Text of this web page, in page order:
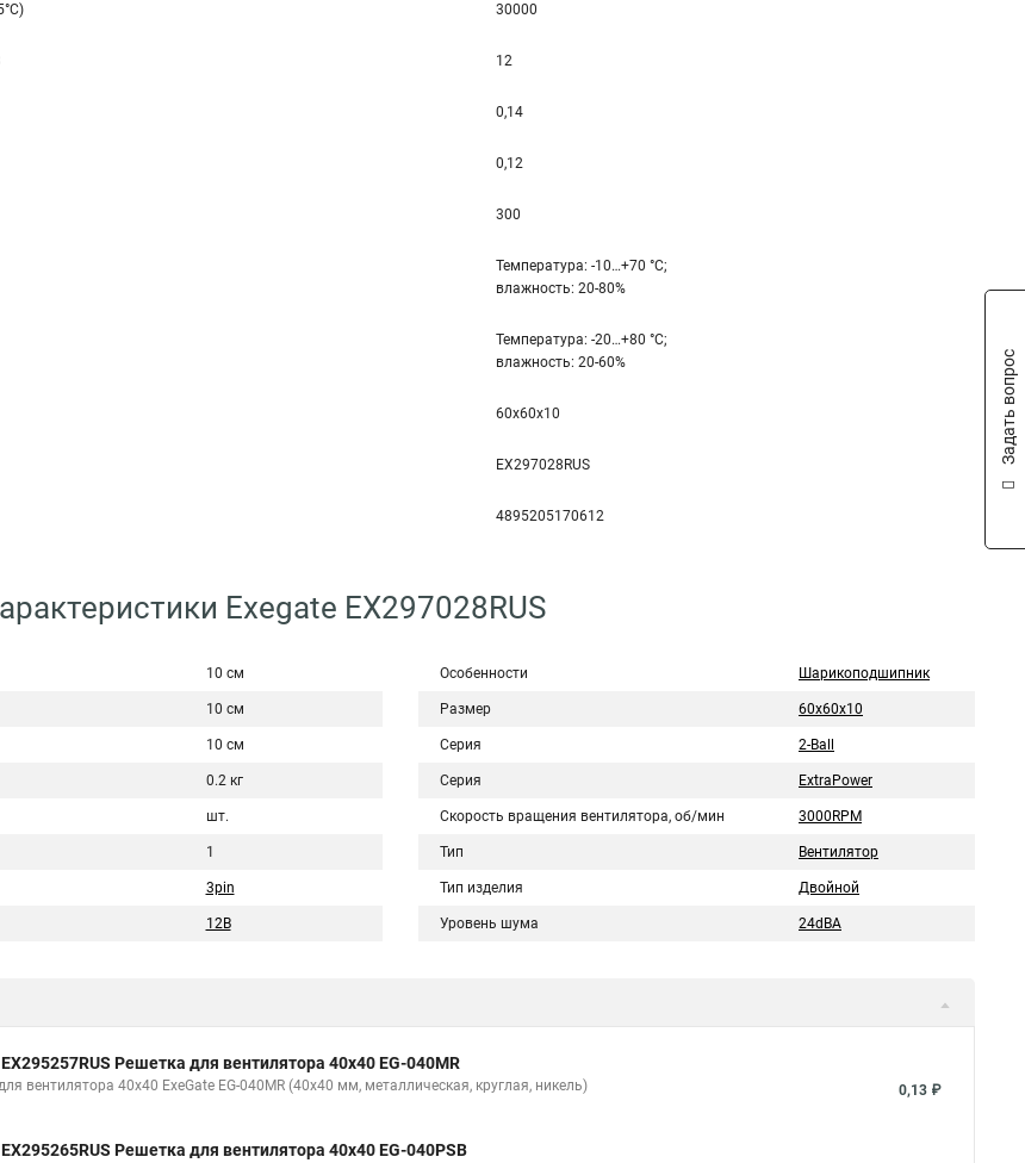
30000
12
0,14
0,12
300
Температура: -10…+70 °С;
влажность: 20-80%
Температура: -20…+80 °С;
влажность: 20-60%
60x60x10
EX297028RUS
4895205170612
Exegate EX297028RUS
10 см
10 см
10 см
0.2 кг
шт.
1
3pin
12В
Особенности Шарикоподшипник
Размер 60x60x10
Серия 2-Ball
Серия ExtraPower
Скорость вращения вентилятора, об/мин 3000RPM
Тип Вентилятор
Тип изделия Двойной
Уровень шума 24dBA
Решетка для вентилятора 40x40 EG-040MR
вентилятора 40x40 ExeGate EG-040MR (40x40 мм, металлическая, круглая, никель) 0,13 ₽
Решетка для вентилятора 40x40 EG-040PSB
Задать вопрос